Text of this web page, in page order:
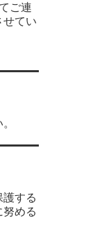
ご連
せてい
する
める